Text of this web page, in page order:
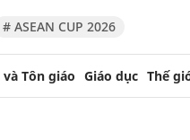
# ASEAN CUP 2026
Tôn giáo Giáo dục Thế